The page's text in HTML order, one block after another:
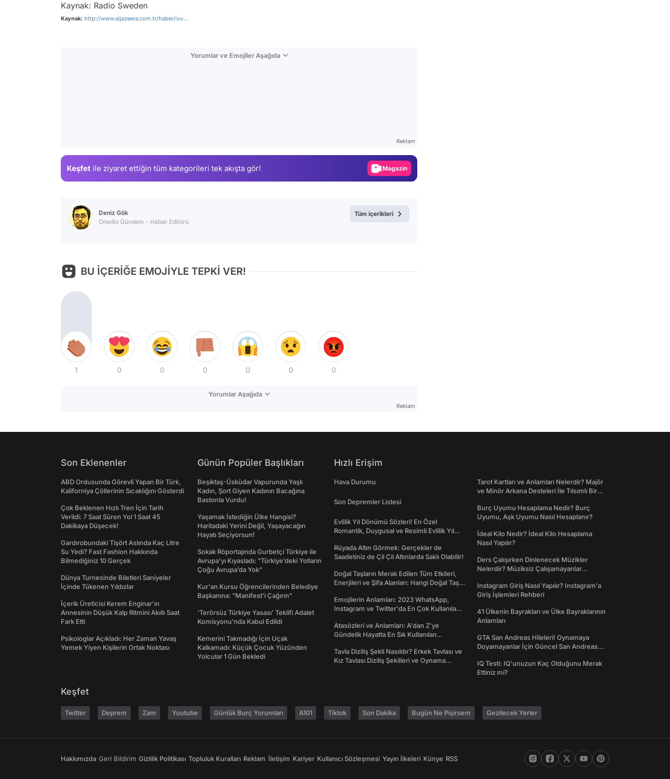
Kaynak: Radio Sweden
Kaynak: http://www.aljazeera.com.tr/haber/isv...
Yorumlar ve Emojiler Aşağıda
Reklam
Keşfet ile ziyaret ettiğin tüm kategorileri tek akışta gör! Magazin
Deniz Gök
Onedio Gündem - Haber Editörü
Tüm içerikleri
BU İÇERİĞE EMOJİYLE TEPKİ VER!
1 0 0 0 0 0 0
Yorumlar Aşağıda
Reklam
Son Eklenenler
ABD Ordusunda Görevli Yapan Bir Türk,
Kaliforniya Çöllerinin Sıcaklığını Gösterdi
Çok Beklenen Hızlı Tren İçin Tarih
Verildi: 7 Saat Süren Yol 1 Saat 45
Dakikaya Düşecek!
Gardırobundaki Tişört Aslında Kaç Litre
Su Yedi? Fast Fashion Hakkında
Bilmediğiniz 10 Gerçek
Dünya Turnesinde Biletleri Saniyeler
İçinde Tükenen Yıldızlar
İçerik Üreticisi Kerem Enginar'ın
Annesinin Düşük Kalp Ritmini Akıllı Saat
Fark Etti
Psikologlar Açıkladı: Her Zaman Yavaş
Yemek Yiyen Kişilerin Ortak Noktası
Günün Popüler Başlıkları
Beşiktaş-Üsküdar Vapurunda Yaşlı
Kadın, Şort Giyen Kadının Bacağına
Bastonla Vurdu!
Yaşamak İstediğin Ülke Hangisi?
Haritadaki Yerini Değil, Yaşayacağın
Hayatı Seçiyorsun!
Sokak Röportajında Gurbetçi Türkiye ile
Avrupa'yı Kıyasladı: "Türkiye’deki Yolların
Çoğu Avrupa’da Yok"
Kur'an Kursu Öğrencilerinden Belediye
Başkanına: "Manifest’i Çağırın"
‘Terörsüz Türkiye Yasası’ Teklifi Adalet
Komisyonu'nda Kabul Edildi
Kemerini Takmadığı İçin Uçak
Kalkamadı: Küçük Çocuk Yüzünden
Yolcular 1 Gün Bekledi
Hızlı Erişim
Hava Durumu
Son Depremler Listesi
Evlilik Yıl Dönümü Sözleri! En Özel
Romantik, Duygusal ve Resimli Evlilik Yıl
Rüyada Altın Görmek: Gerçekler de
Saadetiniz de Çil Çil Altınlarda Saklı Olabilir!
Doğal Taşların Merak Edilen Tüm Etkileri,
Enerjileri ve Şifa Alanları: Hangi Doğal Taş
Emojilerin Anlamları: 2023 WhatsApp,
Instagram ve Twitter'da En Çok Kullanılan
Atasözleri ve Anlamları: A'dan Z'ye
Gündelik Hayatta En Sık Kullanılan
Tavla Diziliş Şekli Nasıldır? Erkek Tavlası ve
Kız Tavlası Diziliş Şekilleri ve Oynama
Tarot Kartları ve Anlamları Nelerdir? Majör
ve Minör Arkana Desteleri İle Tılsımlı Bir
Burç Uyumu Hesaplama Nedir? Burç
Uyumu, Aşk Uyumu Nasıl Hesaplanır?
İdeal Kilo Nedir? İdeal Kilo Hesaplama
Nasıl Yapılır?
Ders Çalışırken Dinlenecek Müzikler
Nelerdir? Müziksiz Çalışamayanlar
Instagram Giriş Nasıl Yapılır? Instagram'a
Giriş İşlemleri Rehberi
41 Ülkenin Bayrakları ve Ülke Bayraklarının
Anlamları
GTA San Andreas Hileleri! Oynamaya
Doyamayanlar İçin Güncel San Andreas
IQ Testi: IQ'unuzun Kaç Olduğunu Merak
Ettiniz mi?
Keşfet
Twitter Deprem Zam Youtube Günlük Burç Yorumları A101 Tiktok Son Dakika Bugün Ne Pişirsem Gezilecek Yerler
Hakkımızda Geri Bildirim Gizlilik Politikası Topluluk Kuralları Reklam İletişim Kariyer Kullanıcı Sözleşmesi Yayın İlkeleri Künye RSS